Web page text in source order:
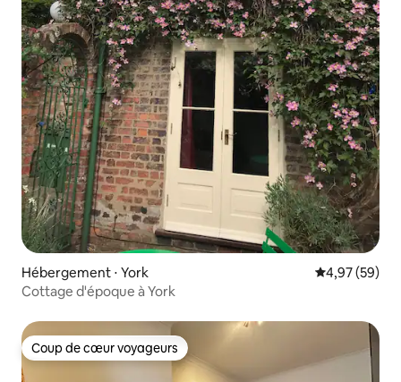
Hébergement ⋅ York Évaluation
4,97 (59)
Cottage d'époque à York
Coup de cœur voyageurs
Coup de cœur voyageurs